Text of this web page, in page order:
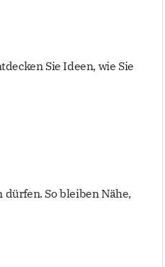
Sie Ideen, wie Sie
So bleiben Nähe,